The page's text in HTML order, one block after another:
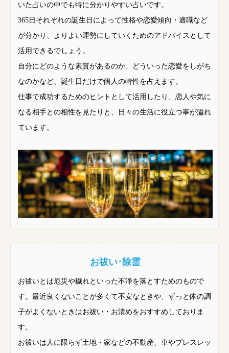
いた占いの中でも特に分かりやすい占いです。
365日それぞれの誕生日によって性格や恋愛傾向・適職など
が分かり、よりよい運勢にしていくためのアドバイスとして
活用できるでしょう。
自分にどのような素質があるのか、どういった恋愛をしがち
なのかなど、誕生日だけで個人の特性を占えます。
仕事で成功するためのヒントとして活用したり、恋人や気に
なる相手との相性を見たりと、日々の生活に役立つ事が溢れ
ています。
お祓い･除霊
お祓いとは厄災や穢れといった不浄を落とすためのもので
す。最近良くないことが多くて不安なときや、ずっと体の調
子がよくないときはお祓い・お清めをおすすめしておりま
す。
お祓いは人に限らず土地・家などの不動産、車やブレスレッ